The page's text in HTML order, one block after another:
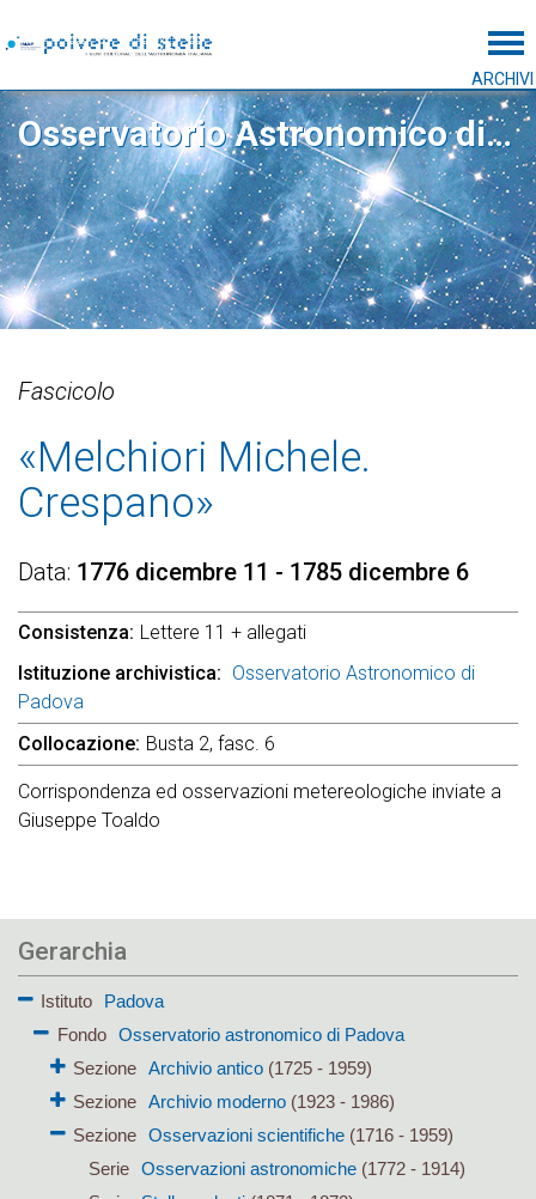
ARCHIVI
Osservatorio Astronomico di Padova
Fascicolo
«Melchiori Michele.
Crespano»
Data 1776 dicembre 11 - 1785 dicembre 6
Consistenza Lettere 11 + allegati
Istituzione archivistica
Osservatorio Astronomico di
Padova
Collocazione Busta 2, fasc. 6
Corrispondenza ed osservazioni metereologiche inviate a
Giuseppe Toaldo
Gerarchia
Istituto
Padova
Fondo
Osservatorio astronomico di Padova
Sezione Archivio antico(1725 - 1959)
Sezione Archivio moderno(1923 - 1986)
Sezione Osservazioni scientifiche(1716 - 1959)
Serie
Osservazioni astronomiche (1772 - 1914)